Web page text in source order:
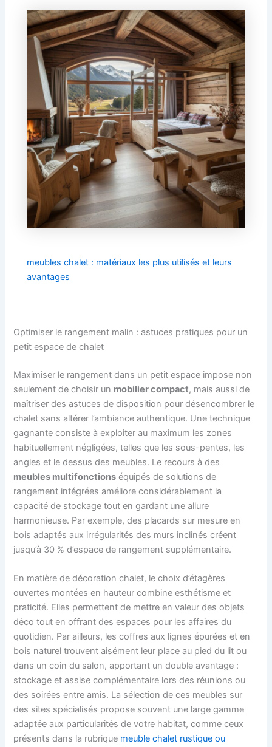
meubles chalet : matériaux les plus utilisés et leurs
avantages
Optimiser le rangement malin : astuces pratiques pour un
petit espace de chalet
Maximiser le rangement dans un petit espace impose non
seulement de choisir un mobilier compact, mais aussi de
maîtriser des astuces de disposition pour désencombrer le
chalet sans altérer l’ambiance authentique. Une technique
gagnante consiste à exploiter au maximum les zones
habituellement négligées, telles que les sous-pentes, les
angles et le dessus des meubles. Le recours à des
meubles multifonctions équipés de solutions de
rangement intégrées améliore considérablement la
capacité de stockage tout en gardant une allure
harmonieuse. Par exemple, des placards sur mesure en
bois adaptés aux irrégularités des murs inclinés créent
jusqu’à 30 % d’espace de rangement supplémentaire.
En matière de décoration chalet, le choix d’étagères
ouvertes montées en hauteur combine esthétisme et
praticité. Elles permettent de mettre en valeur des objets
déco tout en offrant des espaces pour les affaires du
quotidien. Par ailleurs, les coffres aux lignes épurées et en
bois naturel trouvent aisément leur place au pied du lit ou
dans un coin du salon, apportant un double avantage :
stockage et assise complémentaire lors des réunions ou
des soirées entre amis. La sélection de ces meubles sur
des sites spécialisés propose souvent une large gamme
adaptée aux particularités de votre habitat, comme ceux
présents dans la rubrique meuble chalet rustique ou